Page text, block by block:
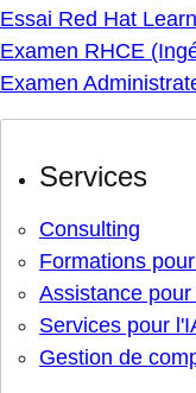
Essai Red Hat
Examen RHCE
Examen
Services
Consulting
Formations
Assistance
Services pour
Gestion de